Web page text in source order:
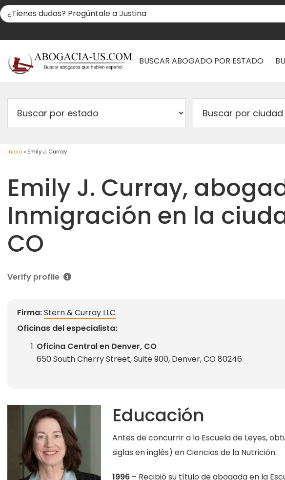
BUSCAR ABOGADO POR ESTADO
Inicio» Emily J. Curray
Emily J. Curray,
Inmigración en la
CO
Verify profile
Firma:Stern & Curray LLC
Oficinas del especialista:
Oficina Central en Denver, CO
650 South Cherry Street, Suite 900, Denver, CO 80246
Educación
Antes de concurrir a la Escuela de Leyes,
siglas en inglés) en Ciencias de la Nutrición.
1996 – Recibió su título de abogada en la